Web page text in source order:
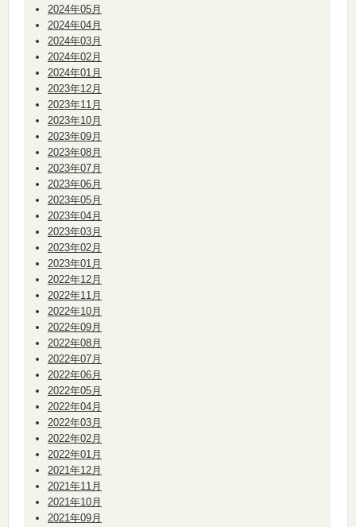
2024年05月
2024年04月
2024年03月
2024年02月
2024年01月
2023年12月
2023年11月
2023年10月
2023年09月
2023年08月
2023年07月
2023年06月
2023年05月
2023年04月
2023年03月
2023年02月
2023年01月
2022年12月
2022年11月
2022年10月
2022年09月
2022年08月
2022年07月
2022年06月
2022年05月
2022年04月
2022年03月
2022年02月
2022年01月
2021年12月
2021年11月
2021年10月
2021年09月